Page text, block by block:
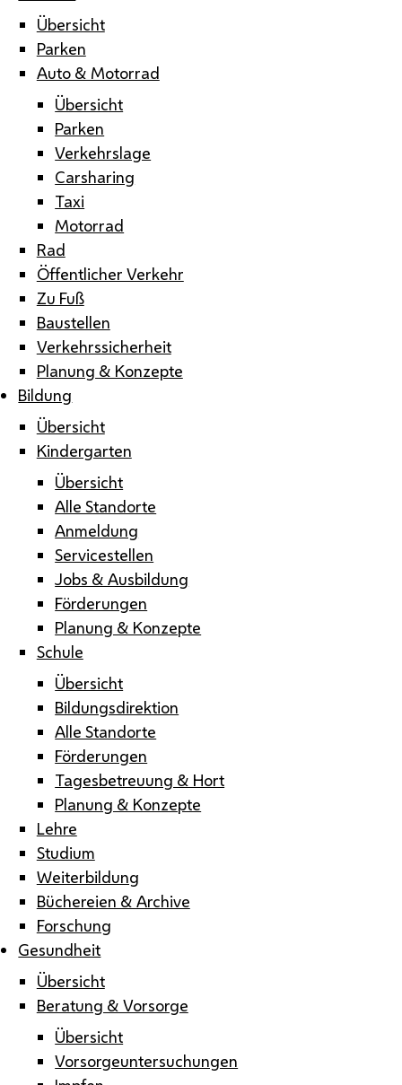
Übersicht
Parken
Auto & Motorrad
Übersicht
Parken
Verkehrslage
Carsharing
Taxi
Motorrad
Rad
Öffentlicher Verkehr
Zu Fuß
Baustellen
Verkehrssicherheit
Planung & Konzepte
Bildung
Übersicht
Kindergarten
Übersicht
Alle Standorte
Anmeldung
Servicestellen
Jobs & Ausbildung
Förderungen
Planung & Konzepte
Schule
Übersicht
Bildungsdirektion
Alle Standorte
Förderungen
Tagesbetreuung & Hort
Planung & Konzepte
Lehre
Studium
Weiterbildung
Büchereien & Archive
Forschung
Gesundheit
Übersicht
Beratung & Vorsorge
Übersicht
Vorsorgeuntersuchungen